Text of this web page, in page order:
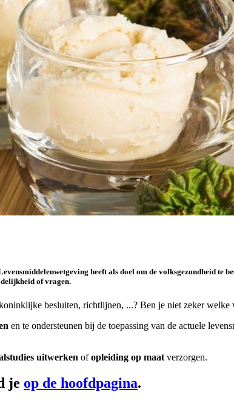
heeft als doel om de volksgezondheid te
of vragen.
besluiten, richtlijnen, ...? Ben je niet zeker welke
en te ondersteunen bij de toepassing van de actuele
uitwerken ofopleiding op maat verzorgen.
je op de hoofdpagina.